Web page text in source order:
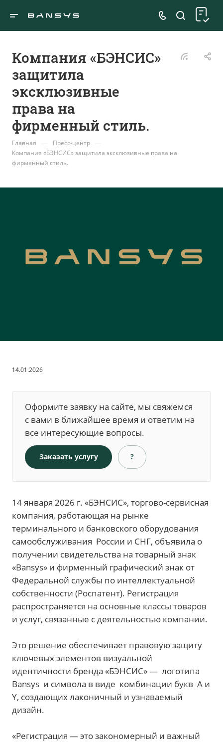
Компания «БЭНСИС»
защитила
эксклюзивные
права на
фирменный стиль.
Главная — Пресс-центр —
Компания «БЭНСИС» защитила эксклюзивные права на
фирменный стиль.
14.01.2026
Оформите заявку на сайте, мы свяжемся
с вами в ближайшее время и ответим на
все интересующие вопросы.
Заказать услугу ?
14 января 2026 г. «БЭНСИС», торгово-сервисная
компания, работающая на рынке
терминального и банковского оборудования
самообслуживания России и СНГ, объявила о
получении свидетельства на товарный знак
«Bansys» и фирменный графический знак от
Федеральной службы по интеллектуальной
собственности (Роспатент). Регистрация
распространяется на основные классы товаров
и услуг, связанные с деятельностью компании.
Это решение обеспечивает правовую защиту
ключевых элементов визуальной
идентичности бренда «БЭНСИС» — логотипа
Bansys и символа в виде комбинации букв А и
Y, создающих лаконичный и узнаваемый
дизайн.
«Регистрация — это закономерный и важный